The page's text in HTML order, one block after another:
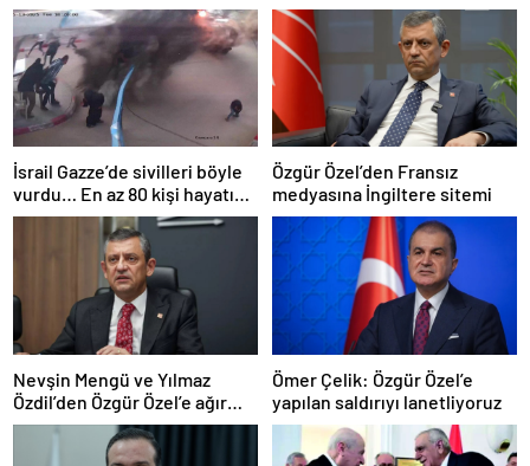
İsrail Gazze’de sivilleri böyle
vurdu… En az 80 kişi hayatını
kaybetti
Özgür Özel’den Fransız
medyasına İngiltere sitemi
Nevşin Mengü ve Yılmaz
Özdil’den Özgür Özel’e ağır
eleştiriler
Ömer Çelik: Özgür Özel’e
yapılan saldırıyı lanetliyoruz